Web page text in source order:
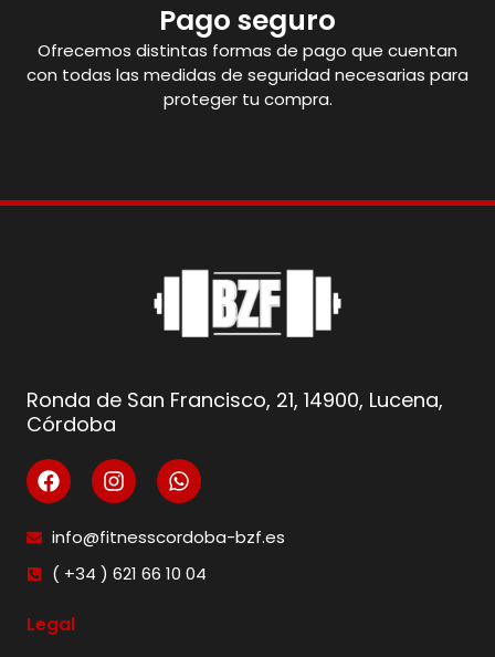
Pago seguro
Ofrecemos distintas formas de pago que cuentan
con todas las medidas de seguridad necesarias para
proteger tu compra.
Ronda de San Francisco, 21, 14900, Lucena,
Córdoba
info@fitnesscordoba-bzf.es
( +34 ) 621 66 10 04
Legal